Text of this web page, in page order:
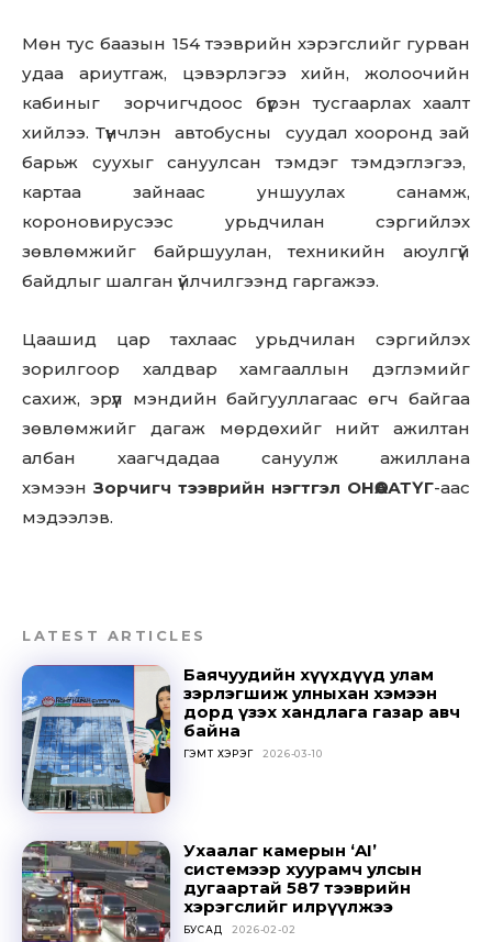
out!
Sing up for our newsletter
to stay in the loop.
Мөн тус баазын 154 тээврийн хэрэгслийг гурван
удаа ариутгаж, цэвэрлэгээ хийн, жолоочийн
кабиныг зорчигчдоос бүрэн тусгаарлах хаалт
хийлээ. Түүнчлэн автобусны суудал хооронд зай
барьж суухыг сануулсан тэмдэг тэмдэглэгээ,
картаа зайнаас уншуулах санамж,
короновирусээс урьдчилан сэргийлэх
зөвлөмжийг байршуулан, техникийн аюулгүй
байдлыг шалган үйлчилгээнд гаргажээ.
Цаашид цар тахлаас урьдчилан сэргийлэх
зорилгоор халдвар хамгааллын дэглэмийг
сахиж, эрүүл мэндийн байгууллагаас өгч байгаа
зөвлөмжийг дагаж мөрдөхийг нийт ажилтан
албан хаагчдадаа сануулж ажиллана
хэмээн Зорчигч тээврийн нэгтгэл ОНӨААТҮГ-аас
мэдээлэв.
LATEST ARTICLES
Баячуудийн хүүхдүүд улам
зэрлэгшиж улныхан хэмээн
дорд үзэх хандлага газар авч
байна
ГЭМТ ХЭРЭГ 2026-03-10
Ухаалаг камерын ‘AI’
системээр хуурамч улсын
дугаартай 587 тээврийн
хэрэгслийг илрүүлжээ
БУСАД 2026-02-02